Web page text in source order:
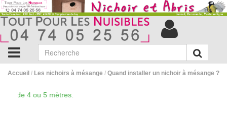
Accueil / Les nichoirs à mésange / Quand installer un nichoir à mésange ?
4 ou 5 mètres.